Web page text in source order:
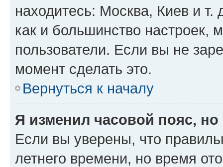
находитесь: Москва, Киев и т.
как и большинство настроек,
пользователи. Если вы не
момент сделать это.
Вернуться к началу
Я изменил часовой пояс,
Если вы уверены, что
летнего времени, но время